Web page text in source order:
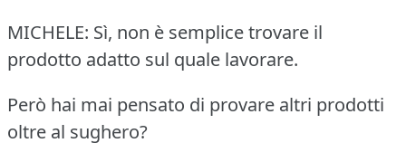
MICHELE: Sì, non è semplice trovare il
prodotto adatto sul quale lavorare.
Però hai mai pensato di provare altri prodotti
oltre al sughero?